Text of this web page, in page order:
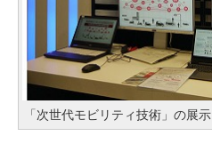
「次世代モビリティ技術」の展示